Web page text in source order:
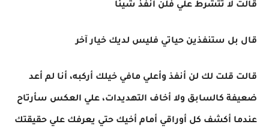
قالت لا تتشرط علي فلن أنفذ شيئاً
قال بل ستنفذين حياتي فليس لديك خيار آخر
قالت قلت لك لن أنفذ وأعلي مافي خيلك أركبه، أنا لم أعد
ضعيفة كالسابق ولا أخاف التهديدات، علي العكس سأرتاح
عندما أكشف كل أوراقي أمام أخيك حتي يعرفك علي حقيقتك